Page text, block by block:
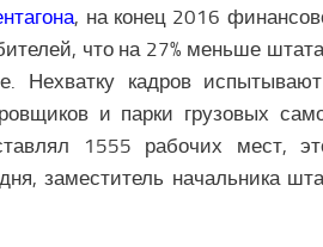
, на конец 2016
что на 27% меньше
Нехватку кадров
и парки грузовых
1555 рабочих мест,
заместитель начальника